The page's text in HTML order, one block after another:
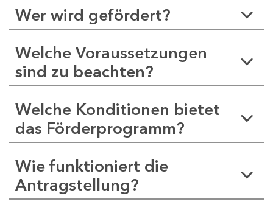
Wer wird gefördert?
Welche Voraussetzungen
sind zu beachten?
Welche Konditionen bietet
das Förderprogramm?
Wie funktioniert die
Antragstellung?